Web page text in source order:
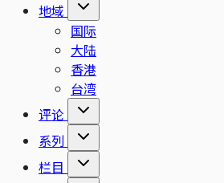
地域
国际
大陆
香港
台湾
评论
系列
栏目